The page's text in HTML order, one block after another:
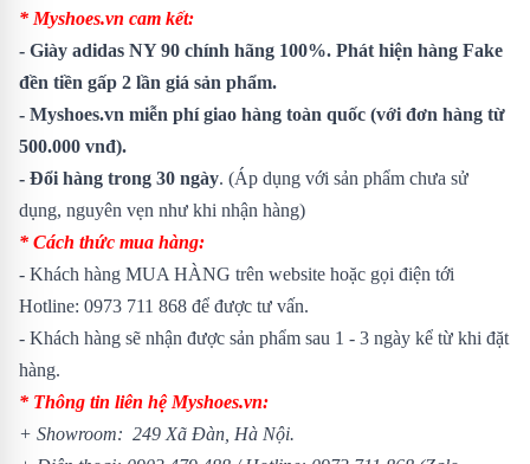
* Myshoes.vn cam kết:
- Giày adidas NY 90 chính hãng 100%. Phát hiện hàng Fake
đền tiền gấp 2 lần giá sản phẩm.
- Myshoes.vn miễn phí giao hàng toàn quốc (với đơn hàng từ
500.000 vnđ).
- Đổi hàng trong 30 ngày. (Áp dụng với sản phẩm chưa sử
dụng, nguyên vẹn như khi nhận hàng)
* Cách thức mua hàng:
- Khách hàng MUA HÀNG trên website hoặc gọi điện tới
Hotline: 0973 711 868 để được tư vấn.
- Khách hàng sẽ nhận được sản phẩm sau 1 - 3 ngày kể từ khi đặt
hàng.
* Thông tin liên hệ Myshoes.vn:
+ Showroom: 249 Xã Đàn, Hà Nội.